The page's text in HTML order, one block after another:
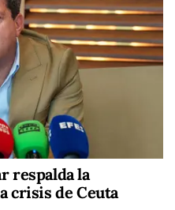
respalda la
crisis de Ceuta